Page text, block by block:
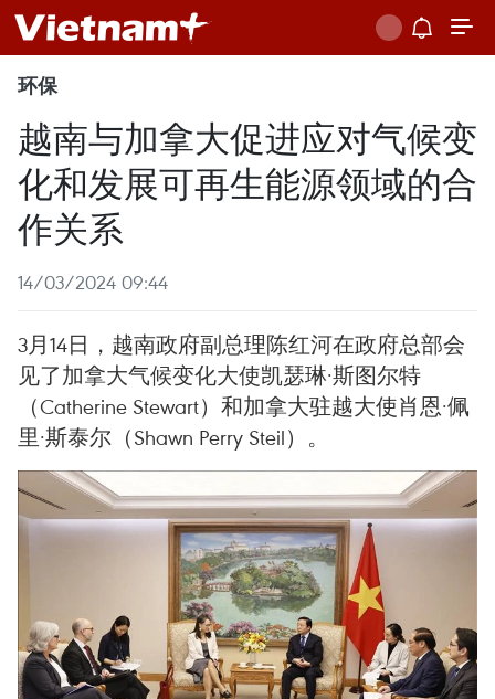
环保
越南与加拿大促进应对气候变
化和发展可再生能源领域的合
作关系
14/03/2024 09:44
3月14日，越南政府副总理陈红河在政府总部会
见了加拿大气候变化大使凯瑟琳·斯图尔特
（Catherine Stewart）和加拿大驻越大使肖恩·佩
里·斯泰尔（Shawn Perry Steil）。